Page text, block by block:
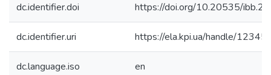
dc.identifier.doi https://doi.org/10.20535/
dc.identifier.uri https://ela.kpi.ua/handle/
dc.language.iso en